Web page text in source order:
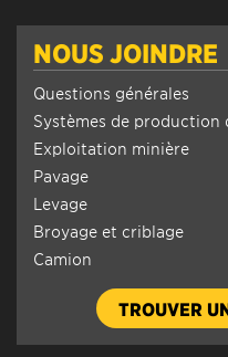
NOUS JOINDRE
Questions générales
Systèmes de production
Exploitation minière
Pavage
Levage
Broyage et criblage
Camion
TROUVER